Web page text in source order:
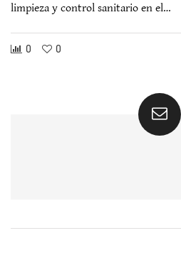
limpieza y control sanitario en el…
0 0